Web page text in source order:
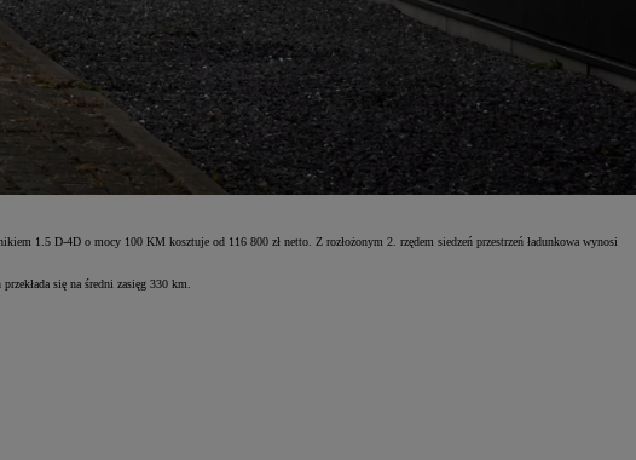
1.5 D-4D o mocy 100 KM kosztuje od 116 800 zł netto. Z rozłożonym 2. rzędem siedzeń przestrzeń ładunkowa wynosi
się na średni zasięg 330 km.